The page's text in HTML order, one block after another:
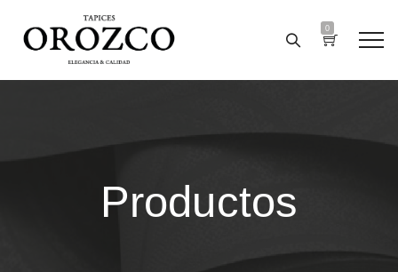
0
Productos